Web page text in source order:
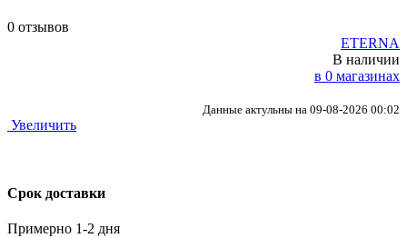
0 отзывов
ETERNA
В наличии
в 0 магазинах
Данные актульны на 09-08-2026 00:02
Увеличить
Срок доставки
Примерно 1-2 дня